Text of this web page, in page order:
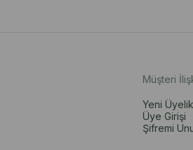
Müşteri
Yeni Üyelik
Üye Girişi
Şifremi